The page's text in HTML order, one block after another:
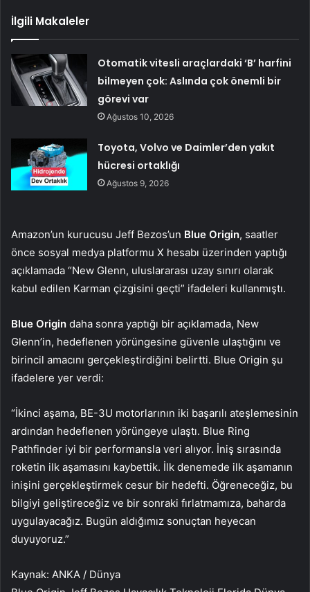
İlgili Makaleler
Otomatik vitesli araçlardaki ‘B’ harfini
bilmeyen çok: Aslında çok önemli bir
görevi var
Ağustos 10, 2026
Toyota, Volvo ve Daimler’den yakıt
hücresi ortaklığı
Ağustos 9, 2026
Amazon’un kurucusu Jeff Bezos’un Blue Origin, saatler
önce sosyal medya platformu X hesabı üzerinden yaptığı
açıklamada “New Glenn, uluslararası uzay sınırı olarak
kabul edilen Karman çizgisini geçti” ifadeleri kullanmıştı.
Blue Origin daha sonra yaptığı bir açıklamada, New
Glenn’in, hedeflenen yörüngesine güvenle ulaştığını ve
birincil amacını gerçekleştirdiğini belirtti. Blue Origin şu
ifadelere yer verdi:
“İkinci aşama, BE-3U motorlarının iki başarılı ateşlemesinin
ardından hedeflenen yörüngeye ulaştı. Blue Ring
Pathfinder iyi bir performansla veri alıyor. İniş sırasında
roketin ilk aşamasını kaybettik. İlk denemede ilk aşamanın
inişini gerçekleştirmek cesur bir hedefti. Öğreneceğiz, bu
bilgiyi geliştireceğiz ve bir sonraki fırlatmamıza, baharda
uygulayacağız. Bugün aldığımız sonuçtan heyecan
duyuyoruz.”
Kaynak: ANKA / Dünya